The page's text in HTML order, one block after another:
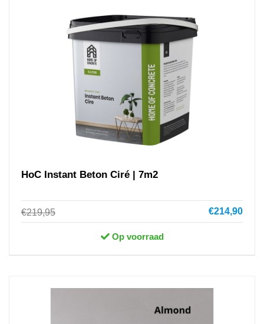
HoC Instant Beton Ciré | 7m2
€219,95 €214,90
Op voorraad